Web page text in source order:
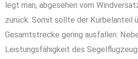
legt man, abgesehen vom
zurück. Somit sollte der Kurbelanteil
Gesamtstrecke gering ausfallen.
Leistungsfähigkeit des